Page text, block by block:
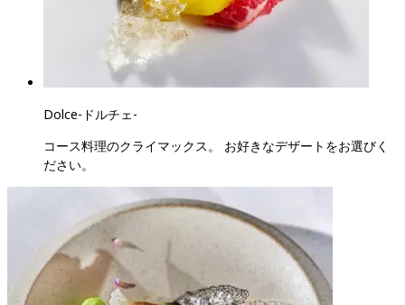
Dolce- ドルチェ-
コース料理のクライマックス。 お好きなデザートをお選びく
ださい。